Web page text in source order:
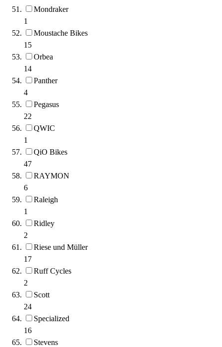
Mondraker
1
Moustache Bikes
15
Orbea
14
Panther
4
Pegasus
22
QWIC
1
QiO Bikes
47
RAYMON
6
Raleigh
1
Ridley
2
Riese und Müller
17
Ruff Cycles
2
Scott
24
Specialized
16
Stevens